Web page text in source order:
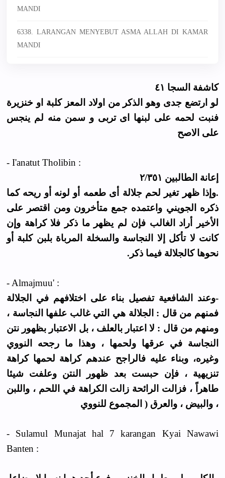
MANDI
6338. LARANGAN MENYEBUT ASMA ALLAH DI KAMAR
MANDI
كاشفة السجا ٤١
لو ارتضع جدى وهو الذكر من اولاد المعز كلبة او خنزيرة
فنبت لحمه على لبنها اى تربى و سمن منه لم ينجس
على الاصح
- I'anatut Tholibin :
إعانة الطالبين ٢/٣٥١
.وإذا ظهر تغير لحم جلالة أى طعمه أو لونه أو ريحه كما
ذكره الجويني واعتمده جمع متأخرون ومن اقتصر على
الأخير أراد الغالب فإن لم يظهر ما ذكر فلا كراهة وإن
كانت لا تأكل إلا النجاسة والسخلة المرباة بلبن كلبة أو
نحوها كالجلالة فيما ذكر.
- Almajmuu' :
-وعند الشافعية تفصيل بناء على اختلافهم في الجلالة
فمنهم من قال : الجلالة هي التي غالب علفها النجاسة ،
ومنهم من قال : لا اعتبار بالعلف ، بل الاعتبار بظهور نتن
النجاسة في عرقها ولحمها ، وهذا ما رجحه النووي
وغيره، وبناء عليه فالراجح عندهم كراهة لحمها كراهة
تنزيهية ، فإن حبست بعد ظهور النتن وعلفت شيئا
طاهراً ، فزالت الرائحة زالت الكراهة في اللحم ، واللبن
، والبيض ، والعرق ( المجموع للنووي
- Sulamul Munajat hal 7 karangan Kyai Nawawi
Banten :